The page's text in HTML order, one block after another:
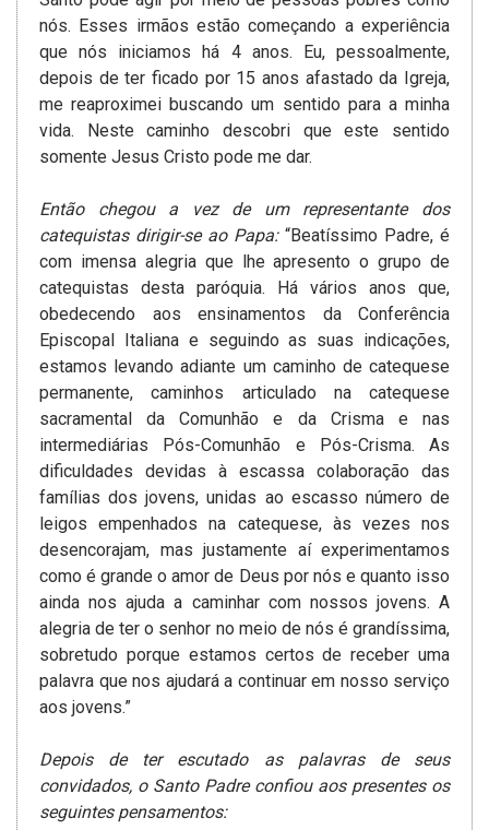
nós. Esses irmãos estão começando a experiência
que nós iniciamos há 4 anos. Eu, pessoalmente,
depois de ter ficado por 15 anos afastado da Igreja,
me reaproximei buscando um sentido para a minha
vida. Neste caminho descobri que este sentido
somente Jesus Cristo pode me dar.
Então chegou a vez de um representante dos
catequistas dirigir-se ao Papa: “Beatíssimo Padre, é
com imensa alegria que lhe apresento o grupo de
catequistas desta paróquia. Há vários anos que,
obedecendo aos ensinamentos da Conferência
Episcopal Italiana e seguindo as suas indicações,
estamos levando adiante um caminho de catequese
permanente, caminhos articulado na catequese
sacramental da Comunhão e da Crisma e nas
intermediárias Pós-Comunhão e Pós-Crisma. As
dificuldades devidas à escassa colaboração das
famílias dos jovens, unidas ao escasso número de
leigos empenhados na catequese, às vezes nos
desencorajam, mas justamente aí experimentamos
como é grande o amor de Deus por nós e quanto isso
ainda nos ajuda a caminhar com nossos jovens. A
alegria de ter o senhor no meio de nós é grandíssima,
sobretudo porque estamos certos de receber uma
palavra que nos ajudará a continuar em nosso serviço
aos jovens.”
Depois de ter escutado as palavras de seus
convidados, o Santo Padre confiou aos presentes os
seguintes pensamentos: